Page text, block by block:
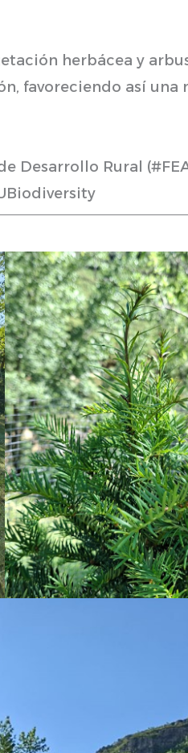
herbácea y
favoreciendo así una
Desarrollo Rural